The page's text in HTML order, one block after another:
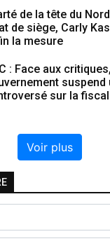
de la tête du
de siège, Carly
la mesure
: Face aux
suspend
sur la
Voir plus